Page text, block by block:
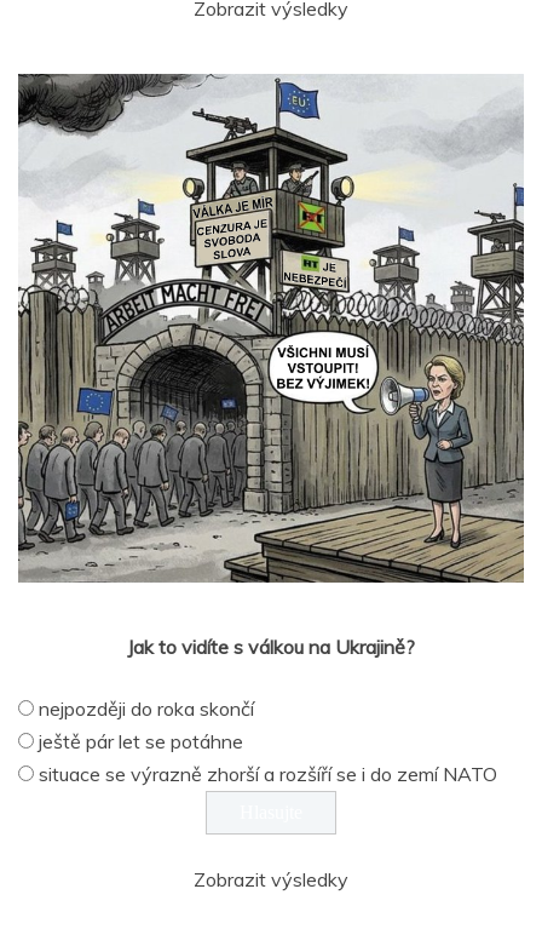
Zobrazit výsledky
Jak to vidíte s válkou na Ukrajině?
nejpozději do roka skončí
ještě pár let se potáhne
situace se výrazně zhorší a rozšíří se i do zemí NATO
Zobrazit výsledky